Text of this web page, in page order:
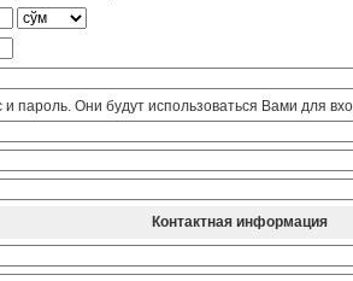
пароль. Они будут использоваться Вами для
Контактная информация